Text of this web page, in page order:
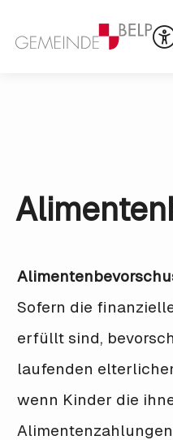
Sofern die
erfüllt sind,
laufenden
wenn Kinder die